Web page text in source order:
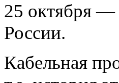
25 октября —
России.
Кабельная